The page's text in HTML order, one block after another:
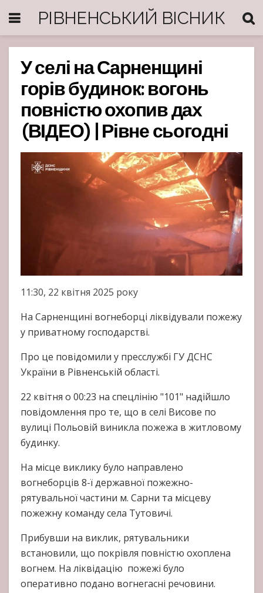
РІВНЕНСЬКИЙ ВІСНИК
У селі на Сарненщині
горів будинок: вогонь
повністю охопив дах
(ВІДЕО) | Рівне сьогодні
11:30, 22 квітня 2025 року
На Сарненщині вогнеборці ліквідували пожежу
у приватному господарстві.
Про це повідомили у пресслужбі ГУ ДСНС
України в Рівненській області.
22 квітня о 00:23 на спецлінію "101" надійшло
повідомлення про те, що в селі Висове по
вулиці Польовій виникла пожежа в житловому
будинку.
На місце виклику було направлено
вогнеборців 8-ї державної пожежно-
рятувальної частини м. Сарни та місцеву
пожежну команду села Тутовичі.
Прибувши на виклик, рятувальники
встановили, що покрівля повністю охоплена
вогнем. На ліквідацію пожежі було
оперативно подано вогнегасні речовини.